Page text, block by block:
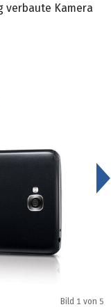
verbaute Kamera
Bild 1 von 5